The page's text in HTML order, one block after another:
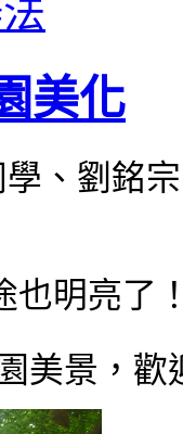
美化
、劉銘
也明亮了
美景，